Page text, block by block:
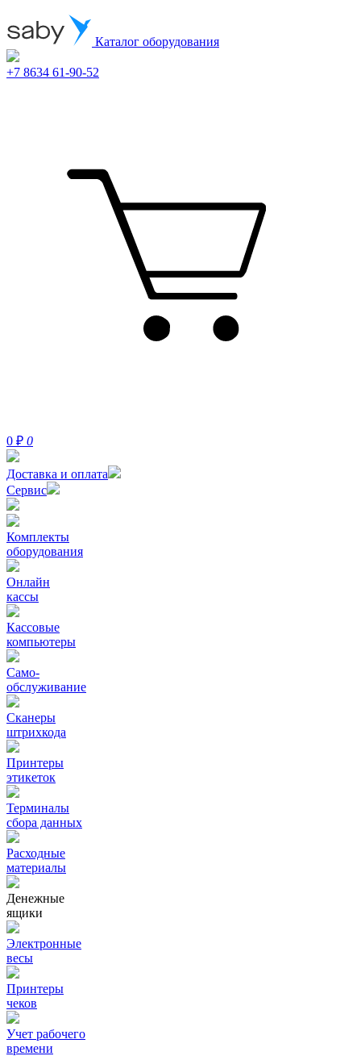
Каталог оборудования
+7 8634 61-90-52
0 ₽ 0
Доставка и оплата
Сервис
Комплекты
оборудования
Онлайн
кассы
Кассовые
компьютеры
Само-
обслуживание
Сканеры
штрихкода
Принтеры
этикеток
Терминалы
сбора данных
Расходные
материалы
Денежные
ящики
Электронные
весы
Принтеры
чеков
Учет рабочего
времени